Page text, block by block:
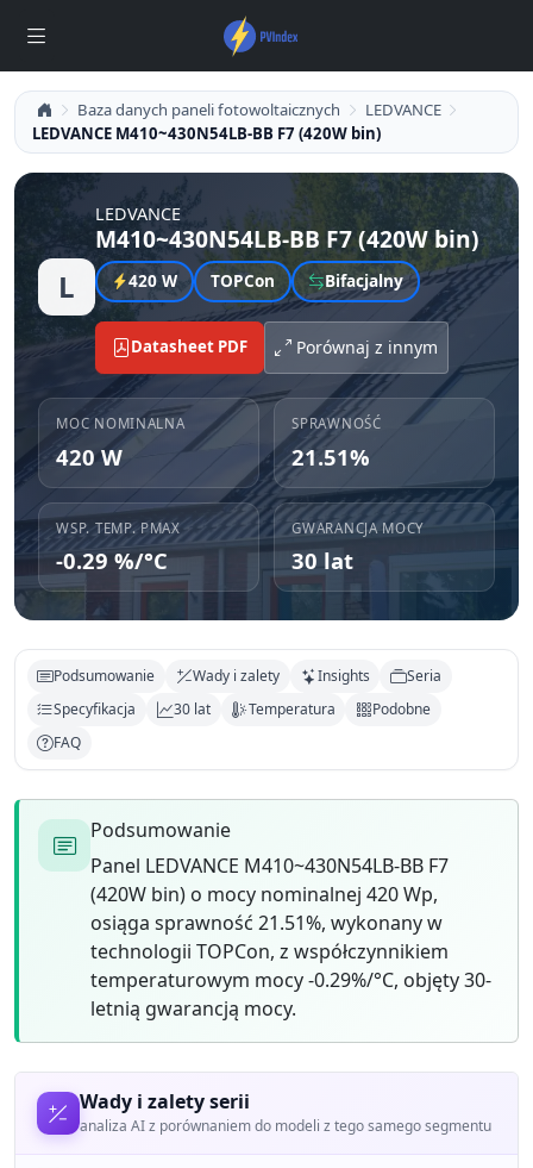
Baza danych paneli fotowoltaicznych
LEDVANCE
LEDVANCE M410~430N54LB-BB F7 (420W bin)
L
LEDVANCE
M410~430N54LB-BB F7 (420W bin)
420 W TOPCon Bifacjalny
Datasheet PDF Porównaj z innym
MOC NOMINALNA
420 W
SPRAWNOŚĆ
21.51%
WSP. TEMP. PMAX
-0.29 %/°C
GWARANCJA MOCY
30 lat
Podsumowanie Wady i zalety Insights
Seria
Specyfikacja
30 lat Temperatura
Podobne
FAQ
Podsumowanie
Panel LEDVANCE M410~430N54LB-BB F7
(420W bin) o mocy nominalnej 420 Wp,
osiąga sprawność 21.51%, wykonany w
technologii TOPCon, z współczynnikiem
temperaturowym mocy -0.29%/°C, objęty 30-
letnią gwarancją mocy.
Wady i zalety serii
analiza AI z porównaniem do modeli z tego samego segmentu